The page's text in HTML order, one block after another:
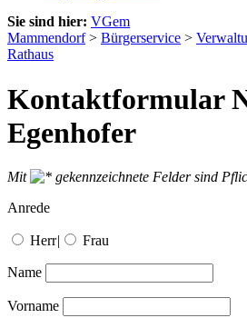
Sie sind hier: VGem
Mammendorf> Bürgerservice >
Rathaus
Kontaktformular
Egenhofer
Mit
gekennzeichnete Felder sind
Anrede
Herr| Frau
Name
Vorname